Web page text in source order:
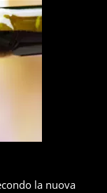
la nuova